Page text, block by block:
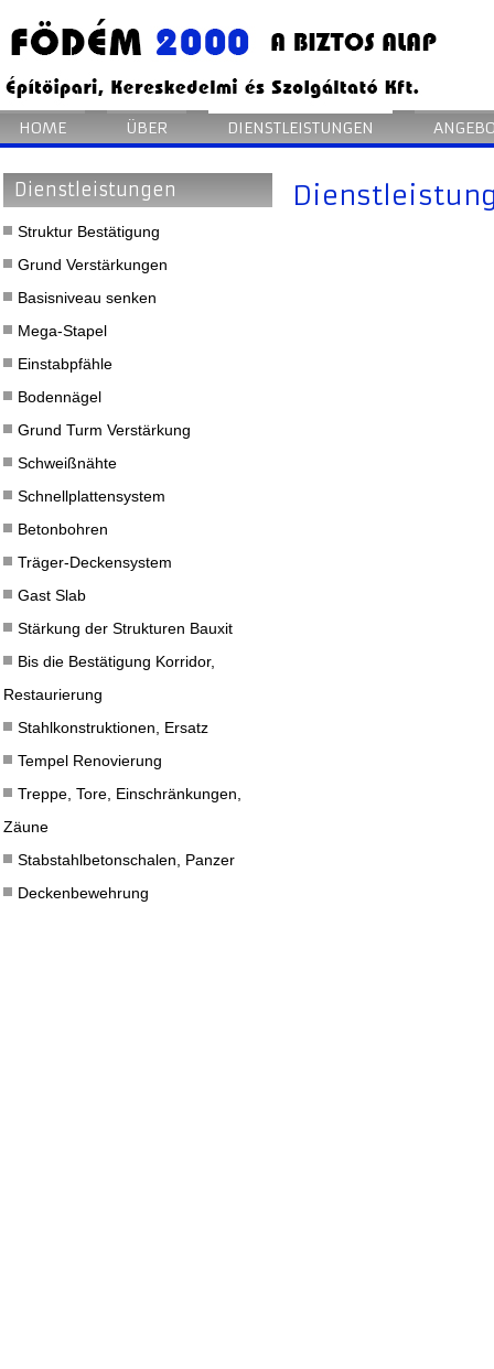
HOME ÜBER DIENSTLEISTUNGEN
Dienstleistungen
Struktur Bestätigung
Grund Verstärkungen
Basisniveau senken
Mega-Stapel
Einstabpfähle
Bodennägel
Grund Turm Verstärkung
Schweißnähte
Schnellplattensystem
Betonbohren
Träger-Deckensystem
Gast Slab
Stärkung der Strukturen Bauxit
Bis die Bestätigung Korridor,
Restaurierung
Stahlkonstruktionen, Ersatz
Tempel Renovierung
Treppe, Tore, Einschränkungen,
Zäune
Stabstahlbetonschalen, Panzer
Deckenbewehrung